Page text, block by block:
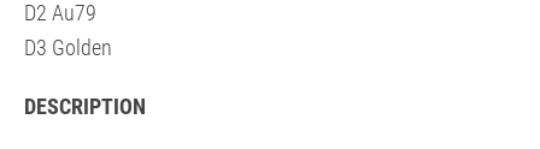
D2 Au79
D3 Golden
DESCRIPTION